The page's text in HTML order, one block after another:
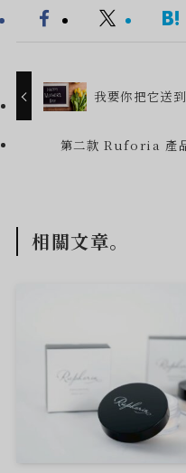
我要你把它送
第二款 Ruforia 產
相關文章。